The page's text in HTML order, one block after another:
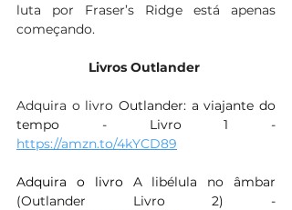
luta por Fraser’s Ridge está apenas
começando.
Livros Outlander
Adquira o livro Outlander: a viajante do
https://amzn.to/4kYCD89
Adquira o livro A libélula no âmbar